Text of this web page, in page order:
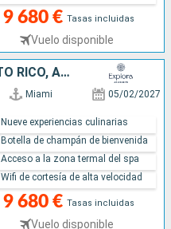
9 680 € Tasas incluidas
Vuelo disponible
SAN MARTÍN, FRANCIA, PORTO RICO, ANTIGUA Y BARBUDA, GUADALUPE, REPÚBLICA DOMINICANA, ESTADOS UNIDOS
Miami 05/02/2027
9 680 € Tasas incluidas
Vuelo disponible
Nueve experiencias culinarias
Botella de champán de bienvenida
Acceso a la zona termal del spa
Wifi de cortesía de alta velocidad